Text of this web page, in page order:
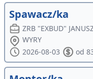
Spawacz/ka
ZRB "EXBUD"
WYRY
2026-08-03
od